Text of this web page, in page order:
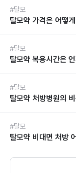
#탈모
탈모약 가격은 어떻
#탈모
탈모약 복용시간은
#탈모
탈모약 처방병원의
#탈모
탈모약 비대면 처방